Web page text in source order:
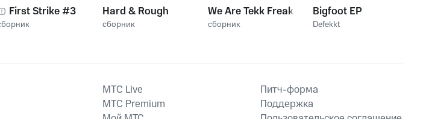
First Strike #3 Hard & Rough
сборник
We Are Tekk Freakz
сборник
Bigfoot EP
Defekkt
MTС Live
MTС Premium
Питч-форма
Поддержка